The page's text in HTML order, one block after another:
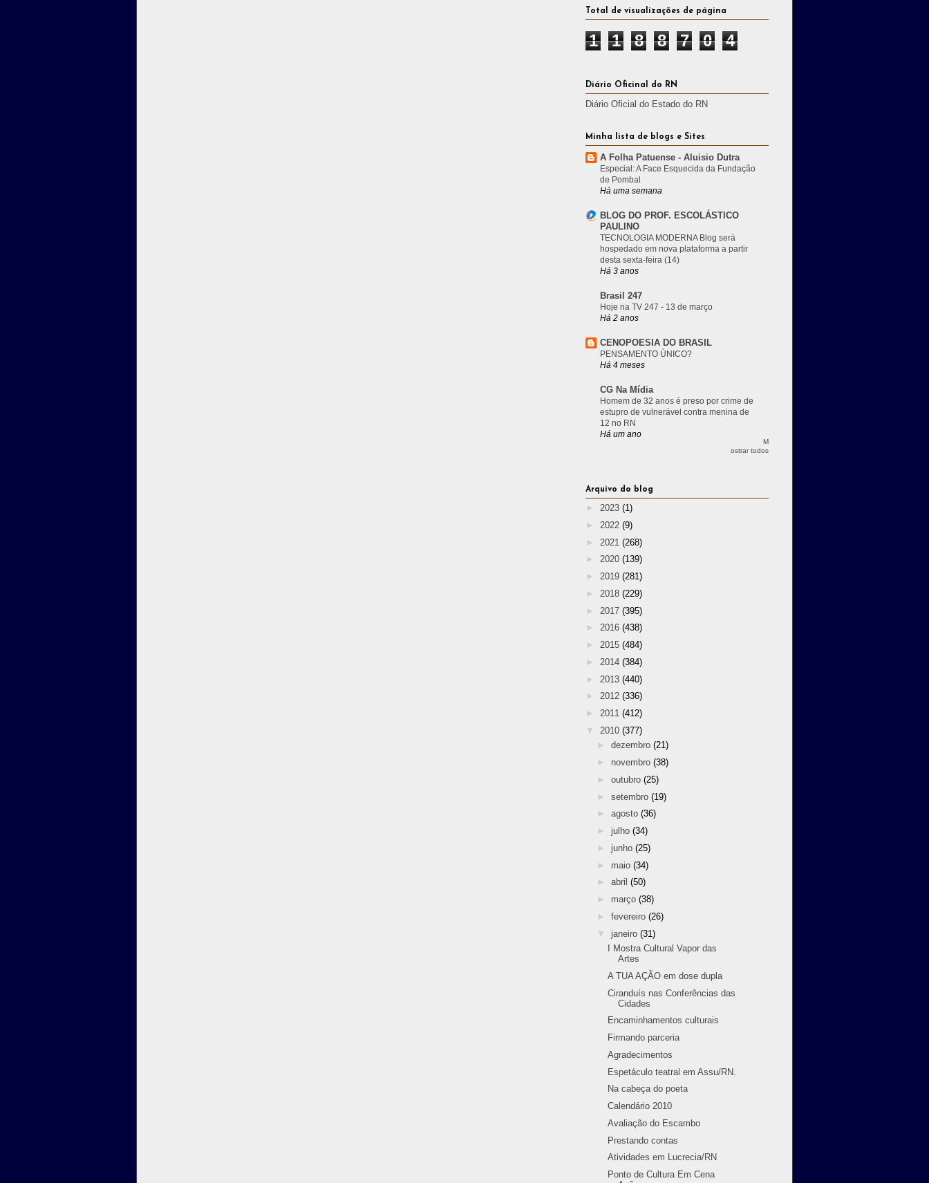
Total de visualizações de página
1 1 8 8 7 0 4
Diário Oficinal do RN
Diário Oficial do Estado do RN
Minha lista de blogs e Sites
A Folha Patuense - Aluisio Dutra
Especial: A Face Esquecida da Fundação
de Pombal
Há uma semana
BLOG DO PROF. ESCOLÁSTICO
PAULINO
TECNOLOGIA MODERNA Blog será
hospedado em nova plataforma a partir
desta sexta-feira (14)
Há 3 anos
Brasil 247
Hoje na TV 247 - 13 de março
Há 2 anos
CENOPOESIA DO BRASIL
PENSAMENTO ÚNICO?
Há 4 meses
CG Na Mídia
Homem de 32 anos é preso por crime de
estupro de vulnerável contra menina de
12 no RN
Há um ano
M
ostrar todos
Arquivo do blog
► 2023 (1)
► 2022 (9)
► 2021 (268)
► 2020 (139)
► 2019 (281)
► 2018 (229)
► 2017 (395)
► 2016 (438)
► 2015 (484)
► 2014 (384)
► 2013 (440)
► 2012 (336)
► 2011 (412)
▼ 2010 (377)
► dezembro (21)
► novembro (38)
► outubro (25)
► setembro (19)
► agosto (36)
► julho (34)
► junho (25)
► maio (34)
► abril (50)
► março (38)
► fevereiro (26)
▼ janeiro (31)
I Mostra Cultural Vapor das
Artes
A TUA AÇÃO em dose dupla
Ciranduís nas Conferências das
Cidades
Encaminhamentos culturais
Firmando parceria
Agradecimentos
Espetáculo teatral em Assu/RN.
Na cabeça do poeta
Calendário 2010
Avaliação do Escambo
Prestando contas
Atividades em Lucrecia/RN
Ponto de Cultura Em Cena